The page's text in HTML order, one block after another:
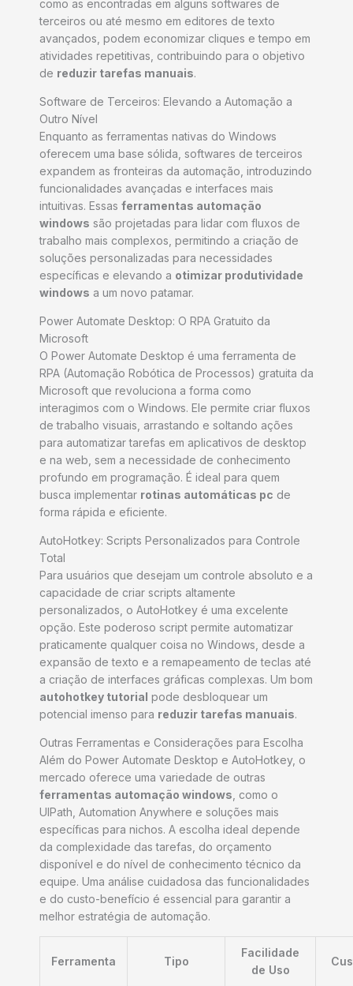
como as encontradas em alguns softwares de
terceiros ou até mesmo em editores de texto
avançados, podem economizar cliques e tempo em
atividades repetitivas, contribuindo para o objetivo
de reduzir tarefas manuais.
Software de Terceiros: Elevando a Automação a
Outro Nível
Enquanto as ferramentas nativas do Windows
oferecem uma base sólida, softwares de terceiros
expandem as fronteiras da automação, introduzindo
funcionalidades avançadas e interfaces mais
intuitivas. Essas ferramentas automação
windows são projetadas para lidar com fluxos de
trabalho mais complexos, permitindo a criação de
soluções personalizadas para necessidades
específicas e elevando a otimizar produtividade
windows a um novo patamar.
Power Automate Desktop: O RPA Gratuito da
Microsoft
O Power Automate Desktop é uma ferramenta de
RPA (Automação Robótica de Processos) gratuita da
Microsoft que revoluciona a forma como
interagimos com o Windows. Ele permite criar fluxos
de trabalho visuais, arrastando e soltando ações
para automatizar tarefas em aplicativos de desktop
e na web, sem a necessidade de conhecimento
profundo em programação. É ideal para quem
busca implementar rotinas automáticas pc de
forma rápida e eficiente.
AutoHotkey: Scripts Personalizados para Controle
Total
Para usuários que desejam um controle absoluto e a
capacidade de criar scripts altamente
personalizados, o AutoHotkey é uma excelente
opção. Este poderoso script permite automatizar
praticamente qualquer coisa no Windows, desde a
expansão de texto e a remapeamento de teclas até
a criação de interfaces gráficas complexas. Um bom
autohotkey tutorial pode desbloquear um
potencial imenso para reduzir tarefas manuais.
Outras Ferramentas e Considerações para Escolha
Além do Power Automate Desktop e AutoHotkey, o
mercado oferece uma variedade de outras
ferramentas automação windows, como o
UIPath, Automation Anywhere e soluções mais
específicas para nichos. A escolha ideal depende
da complexidade das tarefas, do orçamento
disponível e do nível de conhecimento técnico da
equipe. Uma análise cuidadosa das funcionalidades
e do custo-benefício é essencial para garantir a
melhor estratégia de automação.
Ferramenta Tipo
Facilidade
de Uso